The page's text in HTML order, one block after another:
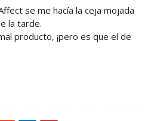
se me hacía la ceja mojada
la tarde.
producto, ¡pero es que el de